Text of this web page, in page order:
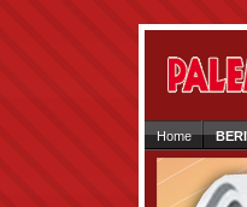
Home